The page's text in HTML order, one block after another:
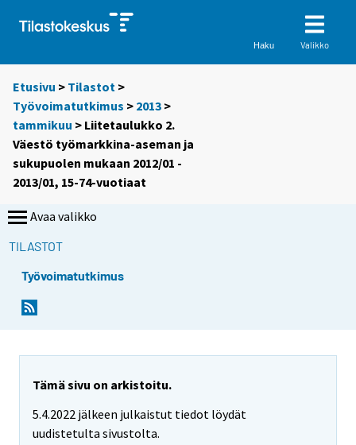
Haku Valikko
Etusivu > Tilastot >
Työvoimatutkimus > 2013 >
tammikuu > Liitetaulukko 2.
Väestö työmarkkina-aseman ja
sukupuolen mukaan 2012/01 -
2013/01, 15-74-vuotiaat
Avaa valikko
TILASTOT
Työvoimatutkimus
Tämä sivu on arkistoitu.
5.4.2022 jälkeen julkaistut tiedot löydät
uudistetulta sivustolta.